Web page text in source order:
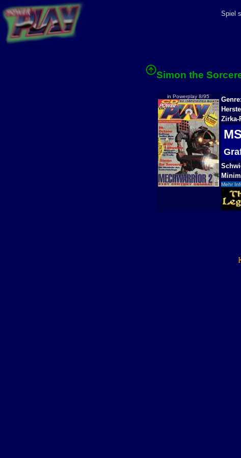
Spiel
Simon the
in Powerplay 8/95
Zirka-
Mehr